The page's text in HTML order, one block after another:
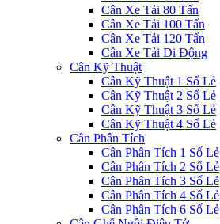
Cân Xe Tải 80 Tấn
Cân Xe Tải 100 Tấn
Cân Xe Tải 120 Tấn
Cân Xe Tải Di Động
Cân Kỹ Thuật
Cân Kỹ Thuật 1 Số Lẻ
Cân Kỹ Thuật 2 Số Lẻ
Cân Kỹ Thuật 3 Số Lẻ
Cân Kỹ Thuật 4 Số Lẻ
Cân Phân Tích
Cân Phân Tích 1 Số Lẻ
Cân Phân Tích 2 Số Lẻ
Cân Phân Tích 3 Số Lẻ
Cân Phân Tích 4 Số Lẻ
Cân Phân Tích 6 Số Lẻ